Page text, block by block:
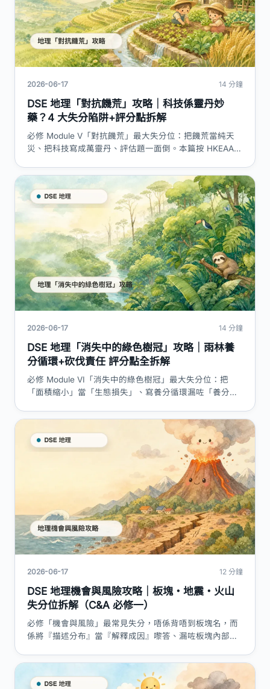
2026-06-17 14 分鐘
DSE 地理「對抗饑荒」攻略｜科技係靈丹妙
藥？4 大失分陷阱+評分點拆解
必修 Module V「對抗饑荒」最大失分位：把饑荒當純天
災、把科技寫成萬靈丹、評估題一面倒。本篇按 HKEAA
用、薩赫勒 vs 南加州兩個指定個案，附評分點表同答題
技巧。
2026-06-17 14 分鐘
DSE 地理「消失中的綠色樹冠」攻略｜雨林養
分循環+砍伐責任 評分點全拆解
必修 Module VI「消失中的綠色樹冠」最大失分位：把
「面積縮小」當「生態損失」、寫養分循環漏咗「養分儲
C&A 拆雨林生態與養分循環、砍伐直接+根本成因、本地
→全球影響、保育措施成效局限與持份者責任，附評分點
表同答題技巧。
2026-06-17 12 分鐘
DSE 地理機會與風險攻略｜板塊・地震・火山
失分位拆解（C&A 必修一）
必修「機會與風險」最常見失分，唔係背唔到板塊名，而
係將『描述分布』當『解釋成因』嚟答、漏咗板塊內部脆
估指引》拆解 5 大失分位、評分點表同答題技巧。